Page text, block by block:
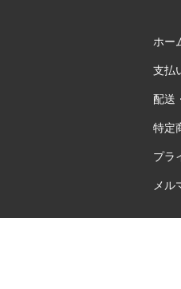
ホー
支払
配送
特定
プラ
メル